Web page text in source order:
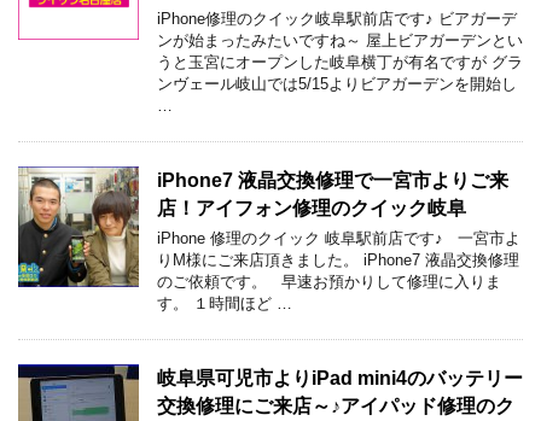
iPhone修理のクイック岐阜駅前店です♪ ビアガーデ
ンが始まったみたいですね～ 屋上ビアガーデンとい
うと玉宮にオープンした岐阜横丁が有名ですが グラ
ンヴェール岐山では5/15よりビアガーデンを開始し
iPhone7 液晶交換修理で一宮市よりご来
店！アイフォン修理のクイック岐阜
iPhone 修理のクイック 岐阜駅前店です♪ 一宮市よ
りM様にご来店頂きました。 iPhone7 液晶交換修理
のご依頼です。 早速お預かりして修理に入りま
す。 １時間ほど …
岐阜県可児市よりiPad mini4のバッテリー
交換修理にご来店～♪アイパッド修理のク